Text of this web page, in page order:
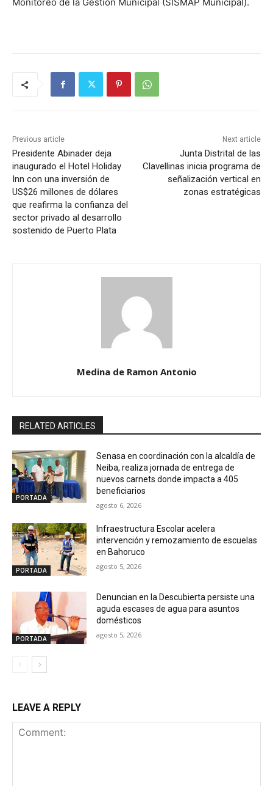
Monitoreo de la Gestión Municipal (SISMAP Municipal).
Previous article
Presidente Abinader deja
inaugurado el Hotel Holiday
Inn con una inversión de
US$26 millones de dólares
que reafirma la confianza del
sector privado al desarrollo
sostenido de Puerto Plata
Next article
Junta Distrital de las
Clavellinas inicia programa de
señalización vertical en
zonas estratégicas
Medina de Ramon Antonio
RELATED ARTICLES
PORTADA
Senasa en coordinación con la alcaldía de
Neiba, realiza jornada de entrega de
nuevos carnets donde impacta a 405
beneficiarios
agosto 6, 2026
PORTADA
Infraestructura Escolar acelera
intervención y remozamiento de escuelas
en Bahoruco
agosto 5, 2026
PORTADA
Denuncian en la Descubierta persiste una
aguda escases de agua para asuntos
domésticos
agosto 5, 2026
LEAVE A REPLY